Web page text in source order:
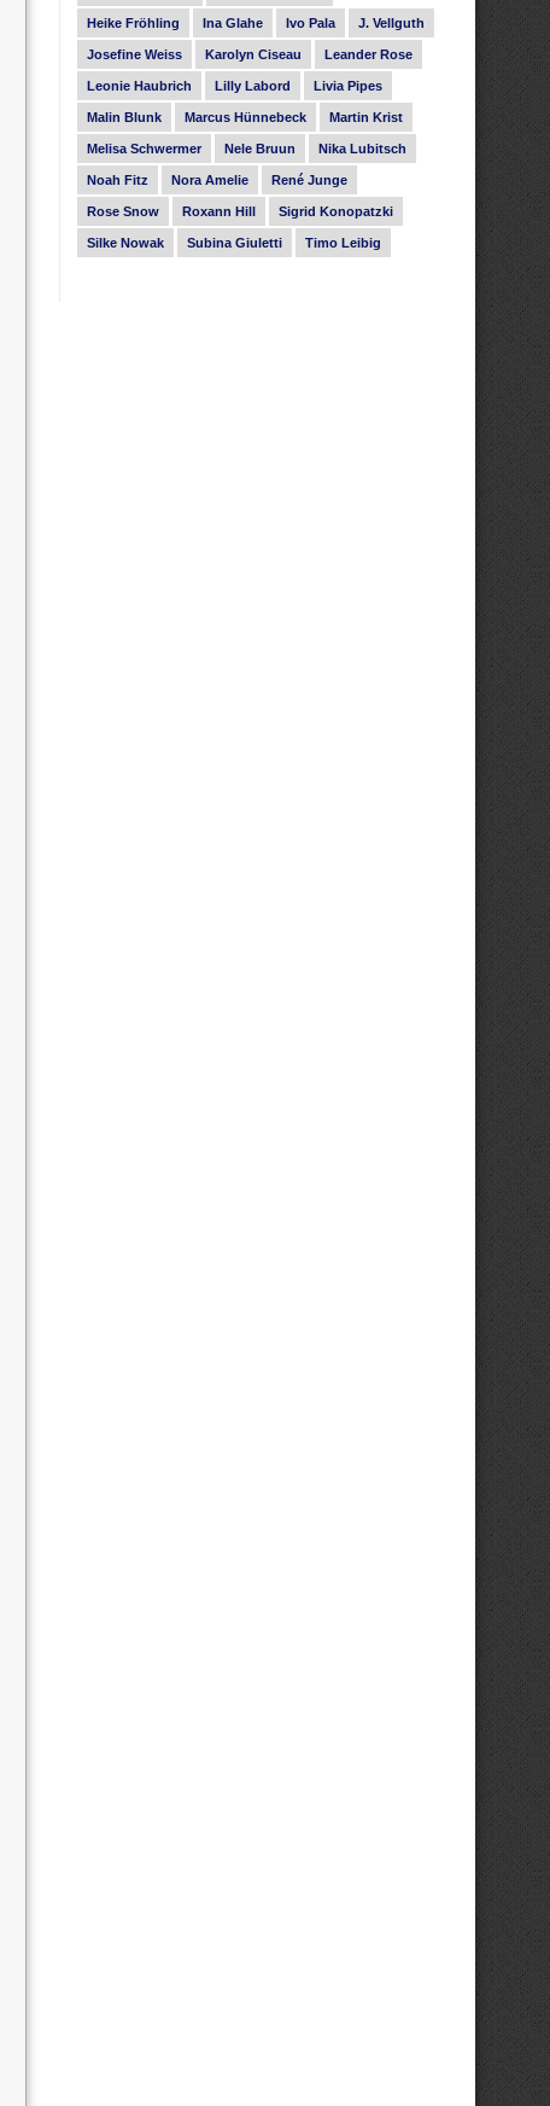
Heike Fröhling Ina Glahe Ivo Pala J. Vellguth
Josefine Weiss Karolyn Ciseau Leander Rose
Leonie Haubrich Lilly Labord Livia Pipes
Malin Blunk Marcus Hünnebeck Martin Krist
Melisa Schwermer Nele Bruun Nika Lubitsch
Noah Fitz Nora Amelie René Junge
Rose Snow Roxann Hill Sigrid Konopatzki
Silke Nowak Subina Giuletti Timo Leibig